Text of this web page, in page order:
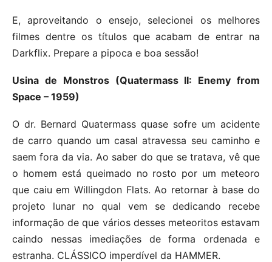
E, aproveitando o ensejo, selecionei os melhores
filmes dentre os títulos que acabam de entrar na
Darkflix. Prepare a pipoca e boa sessão!
Usina de Monstros (Quatermass II: Enemy from
Space – 1959)
O dr. Bernard Quatermass quase sofre um acidente
de carro quando um casal atravessa seu caminho e
saem fora da via. Ao saber do que se tratava, vê que
o homem está queimado no rosto por um meteoro
que caiu em Willingdon Flats. Ao retornar à base do
projeto lunar no qual vem se dedicando recebe
informação de que vários desses meteoritos estavam
caindo nessas imediações de forma ordenada e
estranha. CLÁSSICO imperdível da HAMMER.